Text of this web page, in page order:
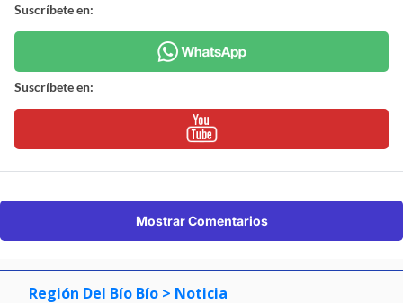
Suscríbete en:
Suscríbete en:
Mostrar Comentarios
Región Del Bío Bío > Noticia